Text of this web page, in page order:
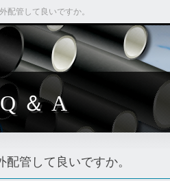
配管して良いですか。
＆A
配管して良いですか。